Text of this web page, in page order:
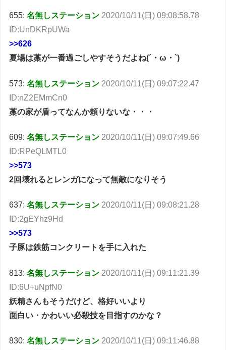
655:名無しステーション 2020/10/11(日) 09:08:58.78
ID:UnDKRpUWa
>>626
夏場は藁が一番過ごしやすそうだよね(´・ω・`)
573:名無しステーション 2020/10/11(日) 09:07:22.47
ID:nZ2EMmCn0
藁の家が盾ってなんか頼りないな・・・
609:名無しステーション 2020/10/11(日) 09:07:49.66
ID:RPeQLMTL0
>>573
2回壊れるとレンガになって無敵になりそう
637:名無しステーション 2020/10/11(日) 09:08:21.28
ID:2gEYhz9Hd
>>573
子豚は鉄筋コンクリートを手に入れた
813:名無しステーション 2020/10/11(日) 09:11:21.39
ID:6U+uNpfN0
妖精さんもそうだけど、格好いいより
面白い・かわいい必殺技を目指すのかな？
830:名無しステーション 2020/10/11(日) 09:11:46.88